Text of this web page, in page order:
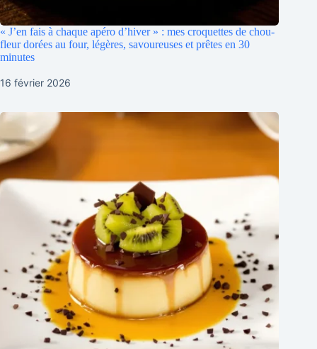
« J’en fais à chaque apéro d’hiver » : mes croquettes de chou-
fleur dorées au four, légères, savoureuses et prêtes en 30
minutes
16 février 2026